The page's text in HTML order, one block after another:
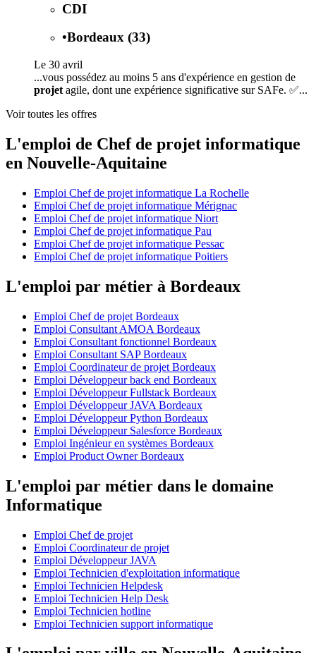
CDI
•Bordeaux (33)
Le 30 avril
...vous possédez au moins 5 ans d'expérience en gestion de
projet agile, dont une expérience significative sur SAFe. ✅...
Voir toutes les offres
L'emploi de Chef de projet informatique
en Nouvelle-Aquitaine
Emploi Chef de projet informatique La Rochelle
Emploi Chef de projet informatique Mérignac
Emploi Chef de projet informatique Niort
Emploi Chef de projet informatique Pau
Emploi Chef de projet informatique Pessac
Emploi Chef de projet informatique Poitiers
L'emploi par métier à Bordeaux
Emploi Chef de projet Bordeaux
Emploi Consultant AMOA Bordeaux
Emploi Consultant fonctionnel Bordeaux
Emploi Consultant SAP Bordeaux
Emploi Coordinateur de projet Bordeaux
Emploi Développeur back end Bordeaux
Emploi Développeur Fullstack Bordeaux
Emploi Développeur JAVA Bordeaux
Emploi Développeur Python Bordeaux
Emploi Développeur Salesforce Bordeaux
Emploi Ingénieur en systèmes Bordeaux
Emploi Product Owner Bordeaux
L'emploi par métier dans le domaine
Informatique
Emploi Chef de projet
Emploi Coordinateur de projet
Emploi Développeur JAVA
Emploi Technicien d'exploitation informatique
Emploi Technicien Helpdesk
Emploi Technicien Help Desk
Emploi Technicien hotline
Emploi Technicien support informatique